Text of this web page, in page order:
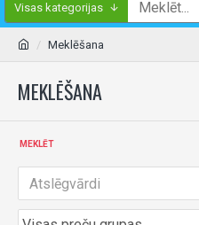
Visas kategorijas
Meklēšana
MEKLĒŠANA
MEKLĒT